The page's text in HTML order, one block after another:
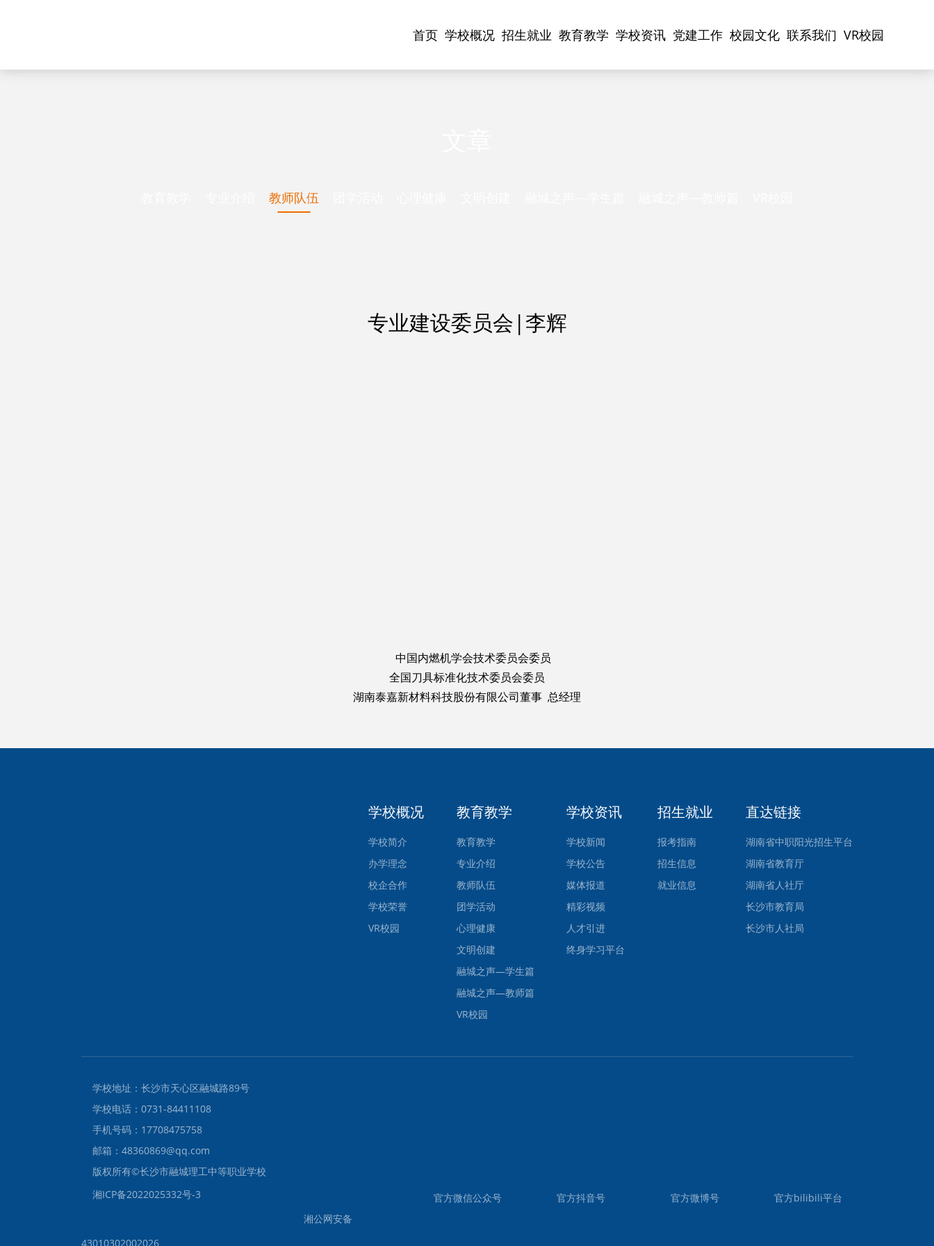
首页 学校概况 招生就业 教育教学 学校资讯 党建工作 校园文化 联系我们 VR校园
教师队伍
专业建设委员会|李辉
中国内燃机学会技术委员会委员
全国刀具标准化技术委员会委员
湖南泰嘉新材料科技股份有限公司董事 总经理
学校概况
学校简介
办学理念
校企合作
学校荣誉
VR校园
教育教学
教育教学
专业介绍
教师队伍
团学活动
心理健康
文明创建
融城之声—学生篇
融城之声—教师篇
VR校园
学校资讯
学校新闻
学校公告
媒体报道
精彩视频
人才引进
终身学习平台
招生就业
报考指南
招生信息
就业信息
直达链接
湖南省中职阳光招生平台
湖南省教育厅
湖南省人社厅
长沙市教育局
长沙市人社局
学校地址：长沙市天心区融城路89号
学校电话：0731-84411108
手机号码：17708475758
邮箱：48360869@qq.com
版权所有©️长沙市融城理工中等职业学校
湘ICP备2022025332号-3
湘公网安备
43010302002026
官方微信公众号 官方抖音号 官方微博号 官方bilibili平台